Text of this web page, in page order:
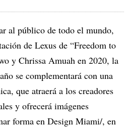
al público de todo el mundo,
de Lexus de “Freedom to
y Chrissa Amuah en 2020, la
se complementará con una
que atraerá a los creadores
y ofrecerá imágenes
forma en Design Miami/, en